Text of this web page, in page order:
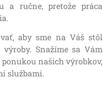
a ručne, pretože práca
aby sme na Váš stôl
Snažíme sa Vám
našich výrobkov,
službami.